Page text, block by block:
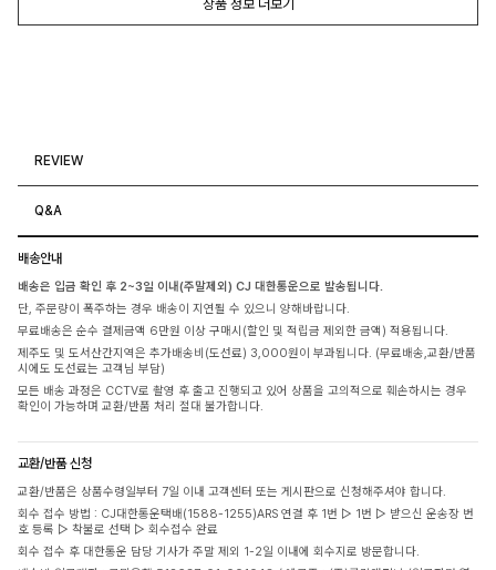
상품 정보 더보기
REVIEW
Q&A
배송안내
배송은 입금 확인 후 2~3일 이내(주말제외) CJ 대한통운으로 발송됩니다.
단, 주문량이 폭주하는 경우 배송이 지연될 수 있으니 양해바랍니다.
무료배송은 순수 결제금액 6만원 이상 구매시(할인 및 적립금 제외한 금액) 적용됩니다.
제주도 및 도서산간지역은 추가배송비(도선료) 3,000원이 부과됩니다. (무료배송,교환/반품
시에도 도선료는 고객님 부담)
모든 배송 과정은 CCTV로 촬영 후 출고 진행되고 있어 상품을 고의적으로 훼손하시는 경우
확인이 가능하며 교환/반품 처리 절대 불가합니다.
교환/반품 신청
교환/반품은 상품수령일부터 7일 이내 고객센터 또는 게시판으로 신청해주셔야 합니다.
회수 접수 방법 : CJ대한통운택배(1588-1255)ARS 연결 후 1번 ▷ 1번 ▷ 받으신 운송장 번
호 등록 ▷ 착불로 선택 ▷ 회수접수 완료
회수 접수 후 대한통운 담당 기사가 주말 제외 1-2일 이내에 회수지로 방문합니다.